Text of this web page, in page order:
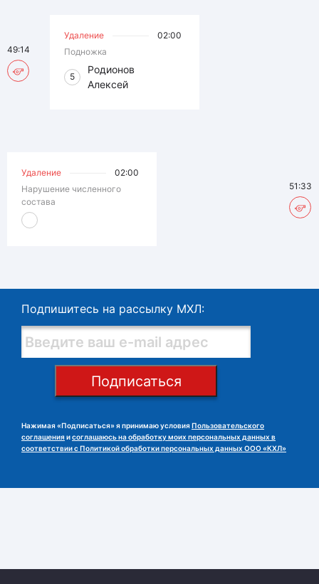
Удаление
02:00
Подножка
5
Родионов
Алексей
49:14
Удаление
02:00
Нарушение численного
состава
51:33
Подпишитесь на рассылку МХЛ:
Подписаться
Нажимая «Подписаться» я принимаю условия Пользовательского
соглашения исоглашаюсь на обработку моих персональных данных в
соответствии с Политикой обработки персональных данных ООО «КХЛ»